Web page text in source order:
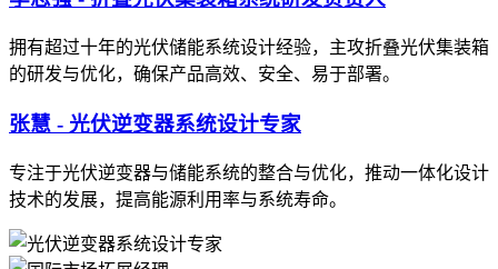
拥有超过十年的光伏储能系统设计经验，主攻折叠光伏集装箱
的研发与优化，确保产品高效、安全、易于部署。
张慧 - 光伏逆变器系统设计专家
专注于光伏逆变器与储能系统的整合与优化，推动一体化设计
技术的发展，提高能源利用率与系统寿命。